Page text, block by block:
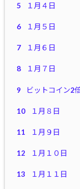
5 １月４日
6 １月５日
7 １月６日
8 １月７日
9 ビットコイン2
10 １月８日
11 １月９日
12 １月１０日
13 １月１１日